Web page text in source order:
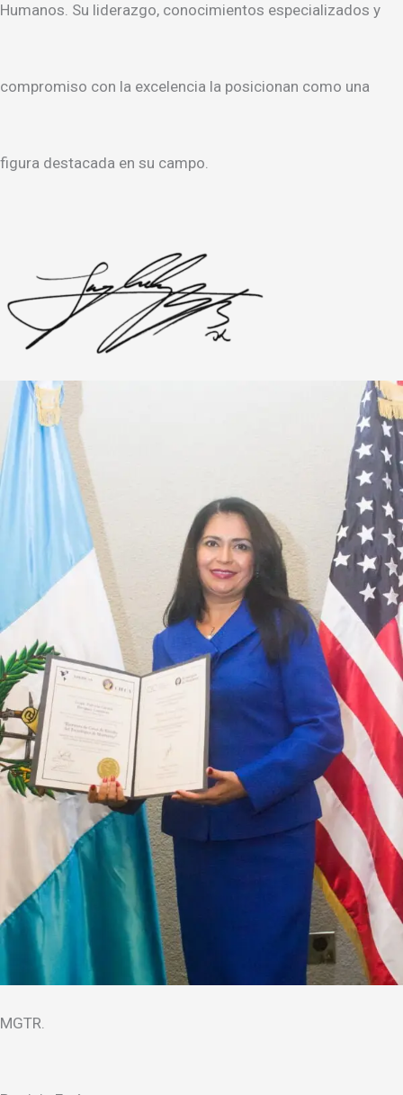
Humanos. Su liderazgo, conocimientos especializados y
compromiso con la excelencia la posicionan como una
figura destacada en su campo.
MGTR.